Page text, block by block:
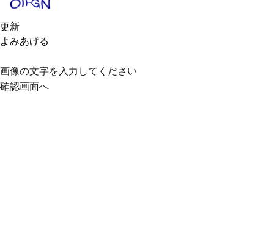
更新
よみあげる
画像の文字を入力してください